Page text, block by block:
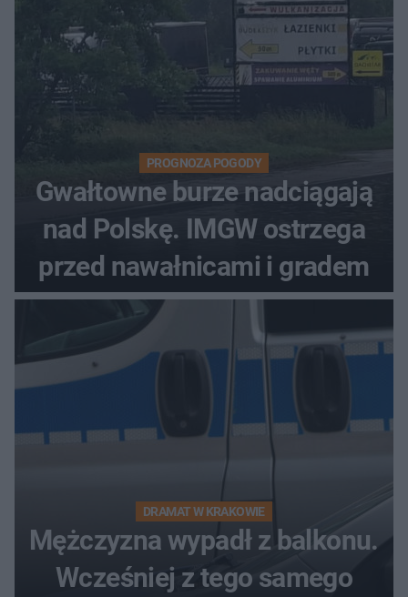
PROGNOZA POGODY
Gwałtowne burze nadciągają
nad Polskę. IMGW ostrzega
przed nawałnicami i gradem
DRAMAT W KRAKOWIE
Mężczyzna wypadł z balkonu.
Wcześniej z tego samego